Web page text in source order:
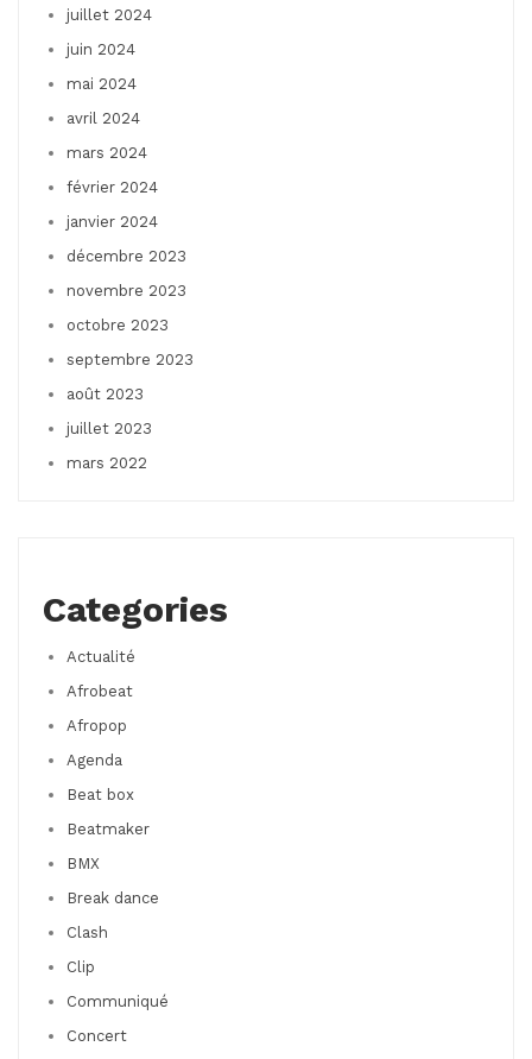
juillet 2024
juin 2024
mai 2024
avril 2024
mars 2024
février 2024
janvier 2024
décembre 2023
novembre 2023
octobre 2023
septembre 2023
août 2023
juillet 2023
mars 2022
Categories
Actualité
Afrobeat
Afropop
Agenda
Beat box
Beatmaker
BMX
Break dance
Clash
Clip
Communiqué
Concert